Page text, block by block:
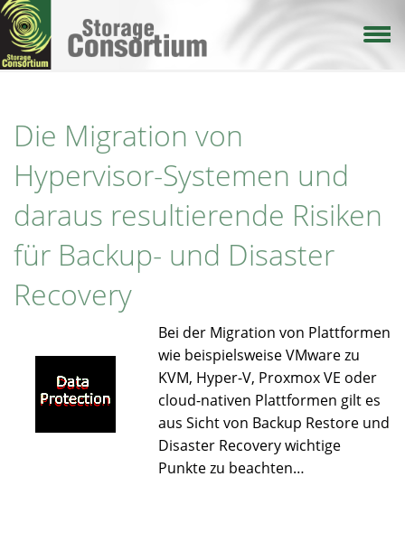
Direkt
zum
Inhalt
Die Migration von
Hypervisor-Systemen und
daraus resultierende Risiken
für Backup- und Disaster
Recovery
Bei der Migration von Plattformen
wie beispielsweise VMware zu
KVM, Hyper-V, Proxmox VE oder
cloud-nativen Plattformen gilt es
aus Sicht von Backup Restore und
Disaster Recovery wichtige
Punkte zu beachten…